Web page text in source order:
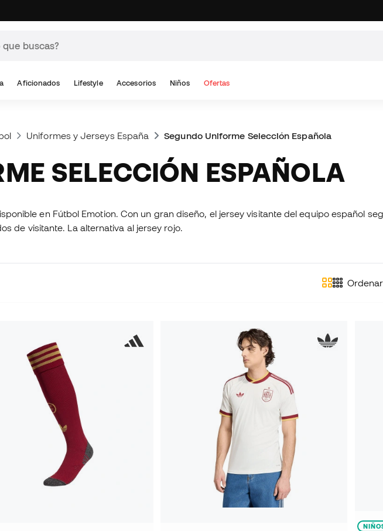
Aficionados Lifestyle Accesorios Niños Ofertas
Uniformes y Jerseys España Segundo Uniforme Selección Española
SELECCIÓN ESPAÑOLA
en Fútbol Emotion. Con un gran diseño, el jersey visitante del equipo español
de visitante. La alternativa al jersey rojo.